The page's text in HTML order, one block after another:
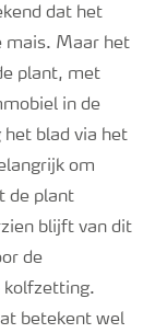
dat het
mais. Maar het
plant, met
in de
het blad via het
om
de plant
blijft van dit
de
kolfzetting.
betekent wel